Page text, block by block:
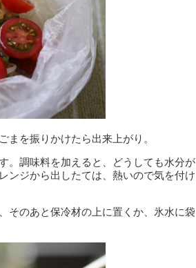
を振りかけたら出来上がり。
。調味料を加えると、どうしても水分が
ンジから出したては、熱いので気を付け
そのあと保冷材の上に置くか、氷水に袋